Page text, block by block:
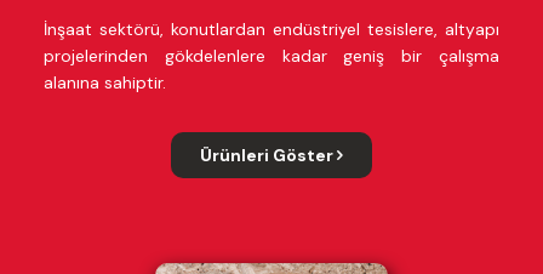
İnşaat sektörü, konutlardan endüstriyel tesislere, altyapı
projelerinden gökdelenlere kadar geniş bir çalışma
alanına sahiptir.
Ürünleri Göster